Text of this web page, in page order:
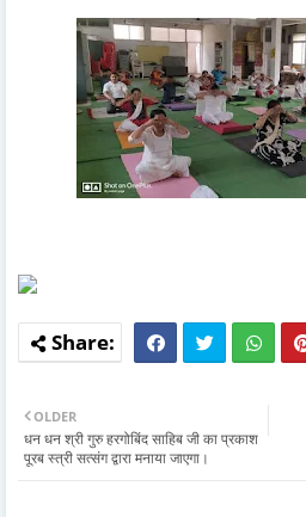
OLDER
धन धन श्री गुरु हरगोबिंद साहिब जी का प्रकाश
पूरब स्त्री सत्संग द्वारा मनाया जाएगा।